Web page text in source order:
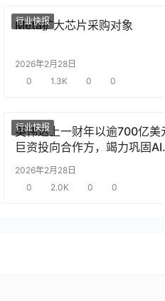
行业快报
Meta扩大芯片采购对象
2026年2月28日
0
1.3K 0 0
行业快报
英伟达上一财年以逾700亿美
巨资投向合作方，竭力巩固AI
片需求
2026年2月28日
0
2.0K 0 0